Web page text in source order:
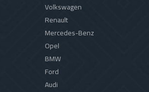
Volkswagen
Renault
Mercedes-Benz
Opel
BMW
Ford
Audi